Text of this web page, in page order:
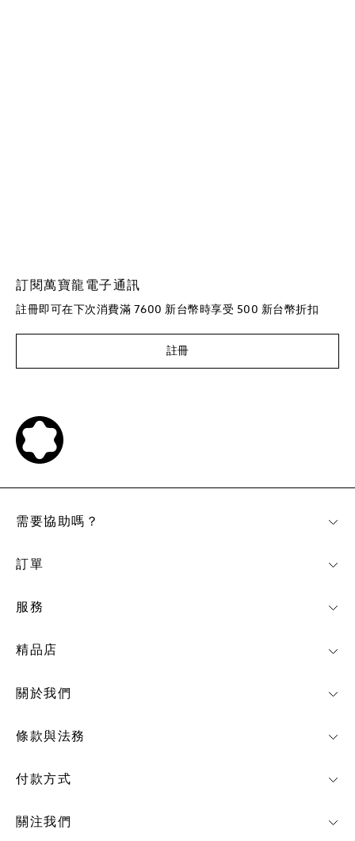
訂閱萬寶龍電子通訊
註冊即可在下次消費滿 7600 新台幣時享受 500 新台幣折扣
註冊
付款方式
關注我們
需要協助嗎？
訂單
服務
精品店
關於我們
條款與法務